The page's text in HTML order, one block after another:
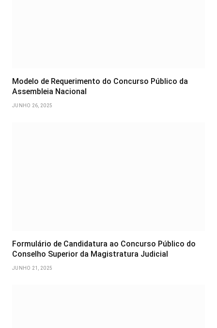
Modelo de Requerimento do Concurso Público da
Assembleia Nacional
JUNHO 26, 2025
Formulário de Candidatura ao Concurso Público do
Conselho Superior da Magistratura Judicial
JUNHO 21, 2025